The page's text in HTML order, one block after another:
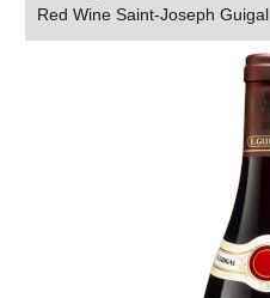
Red Wine Saint-Joseph Guigal